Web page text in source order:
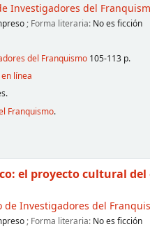
Investigadores del
; Forma literaria: No es ficción
del Franquismo105-113 p.
línea
Franquismo.
el proyecto cultural
de Investigadores del
; Forma literaria: No es ficción